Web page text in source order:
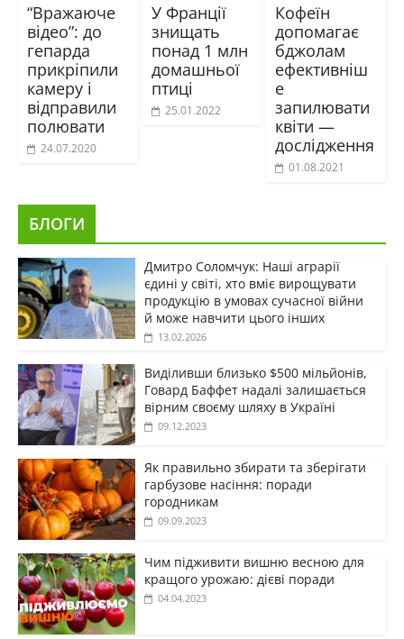
“Вражаюче
відео”: до
гепарда
прикріпили
камеру і
відправили
полювати
24.07.2020
У Франції
знищать
понад 1 млн
домашньої
птиці
25.01.2022
Кофеїн
допомагає
бджолам
ефективніш
е
запилювати
квіти —
дослідження
01.08.2021
БЛОГИ
Дмитро Соломчук: Наші аграрії
єдині у світі, хто вміє вирощувати
продукцію в умовах сучасної війни
й може навчити цього інших
13.02.2026
Виділивши близько $500 мільйонів,
Говард Баффет надалі залишається
вірним своєму шляху в Україні
09.12.2023
Як правильно збирати та зберігати
гарбузове насіння: поради
городникам
09.09.2023
Чим підживити вишню весною для
кращого урожаю: дієві поради
04.04.2023